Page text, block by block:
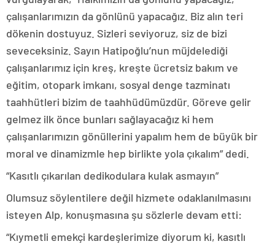
çalışanlarımızın da gönlünü yapacağız. Biz alın teri
dökenin dostuyuz. Sizleri seviyoruz, siz de bizi
seveceksiniz. Sayın Hatipoğlu’nun müjdelediği
çalışanlarımız için kreş, kreşte ücretsiz bakım ve
eğitim, otopark imkanı, sosyal denge tazminatı
taahhütleri bizim de taahhüdümüzdür. Göreve gelir
gelmez ilk önce bunları sağlayacağız ki hem
çalışanlarımızın gönüllerini yapalım hem de büyük bir
moral ve dinamizmle hep birlikte yola çıkalım” dedi.
“Kasıtlı çıkarılan dedikodulara kulak asmayın”
Olumsuz söylentilere değil hizmete odaklanılmasını
isteyen Alp, konuşmasına şu sözlerle devam etti:
“Kıymetli emekçi kardeşlerimize diyorum ki, kasıtlı